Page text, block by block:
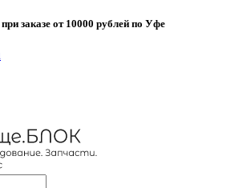
заказе от 10000 рублей по Уфе